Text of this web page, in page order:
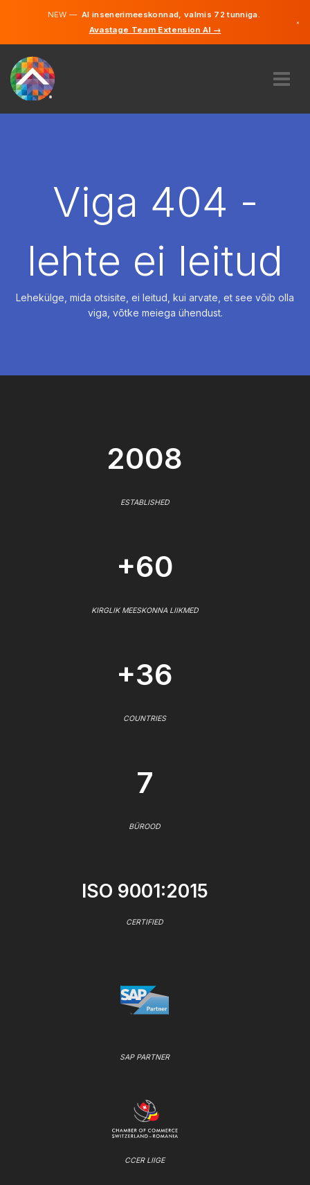
NEW —AI insenerimeeskonnad, valmis 72 tunniga.
Avastage Team Extension AI →
×
PALKAMAViga 404 -
lehte ei leitud
Lehekülge, mida otsisite, ei leitud, kui arvate, et see võib olla
viga, võtke meiega ühendust.
2008
ESTABLISHED
+60
KIRGLIK MEESKONNA LIIKMED
+36
COUNTRIES
7
BÜROOD
ISO 9001:2015
CERTIFIED
SAP PARTNER
CCER LIIGE